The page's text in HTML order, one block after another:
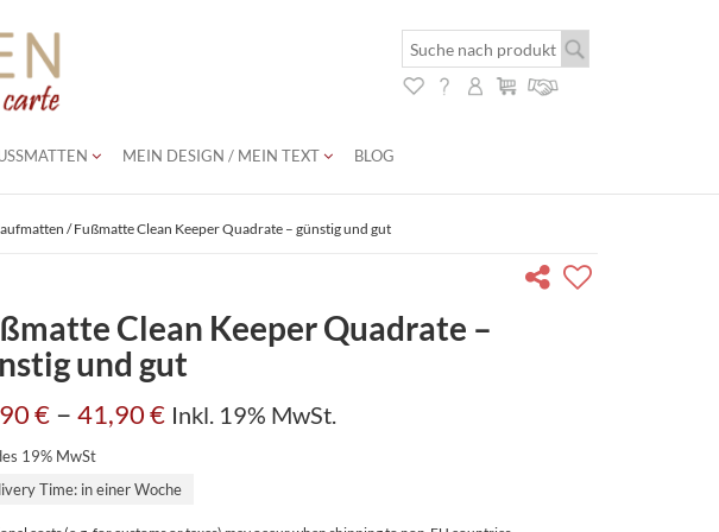
MEIN DESIGN / MEIN TEXT BLOG
/ Fußmatte Clean Keeper Quadrate – günstig und gut
Clean Keeper Quadrate –
und gut
€ – 41,90€ Inkl. 19% MwSt.
19% MwSt
Time: in einer Woche